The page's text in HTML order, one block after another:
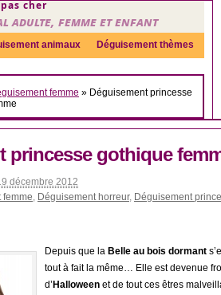
cher
adulte, femme et enfant
animaux Déguisement thèmes
Déguisements par genre Idées
femme » Déguisement princesse
princesse gothique
décembre 2012
femme, Déguisement horreur, Déguisement
Depuis que la Belle au bois dormant
tout à fait la même… Elle est devenue
d’ Halloween et de tout ces êtres